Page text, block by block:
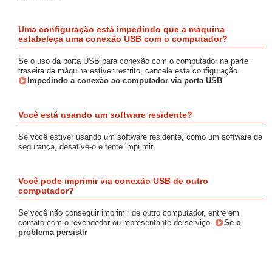
Uma configuração está impedindo que a máquina
estabeleça uma conexão USB com o computador?
Se o uso da porta USB para conexão com o computador na parte
traseira da máquina estiver restrito, cancele esta configuração.
Impedindo a conexão ao computador via porta USB
Você está usando um software residente?
Se você estiver usando um software residente, como um software de
segurança, desative-o e tente imprimir.
Você pode imprimir via conexão USB de outro
computador?
Se você não conseguir imprimir de outro computador, entre em
contato com o revendedor ou representante de serviço.
Se o
problema persistir